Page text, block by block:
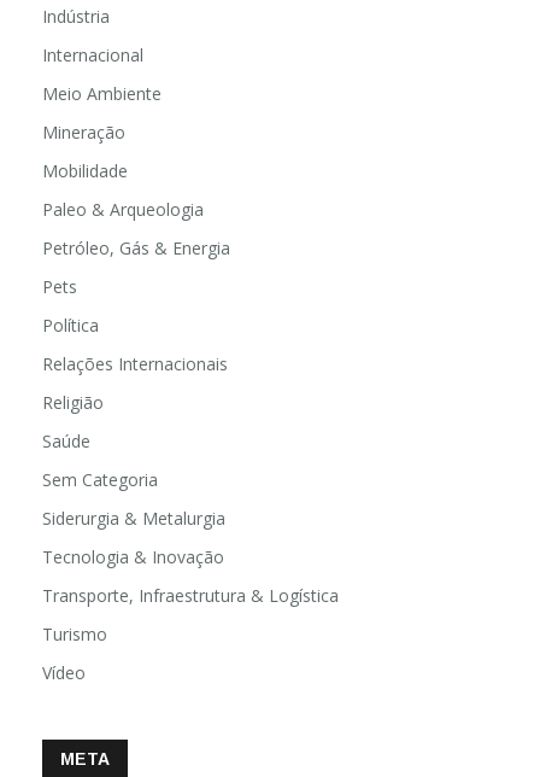
Indústria
Internacional
Meio Ambiente
Mineração
Mobilidade
Paleo & Arqueologia
Petróleo, Gás & Energia
Pets
Política
Relações Internacionais
Religião
Saúde
Sem Categoria
Siderurgia & Metalurgia
Tecnologia & Inovação
Transporte, Infraestrutura & Logística
Turismo
Vídeo
META